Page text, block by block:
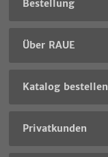
Bestellung
Über RAUE
Katalog bestellen
Privatkunden